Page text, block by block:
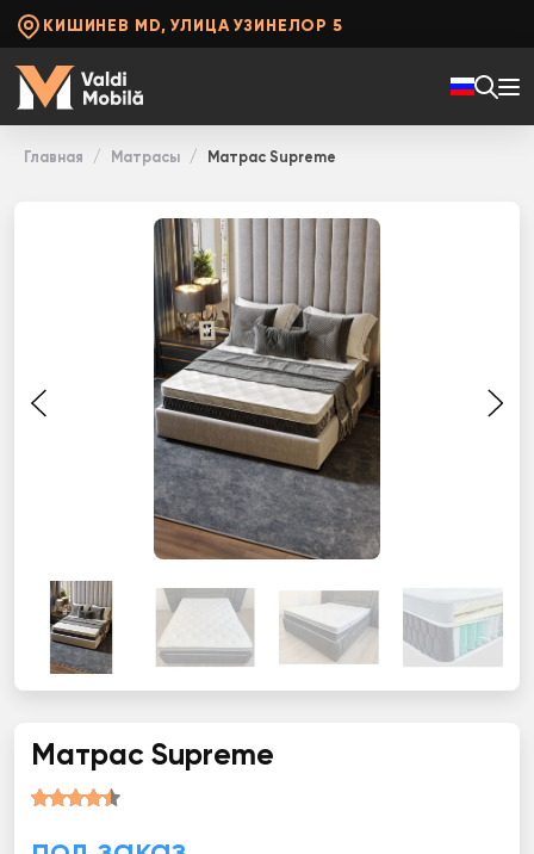
КИШИНЕВ MD, УЛИЦА УЗИНЕЛОР 5
Главная Матрасы Матрас Supreme
Матрас Supreme